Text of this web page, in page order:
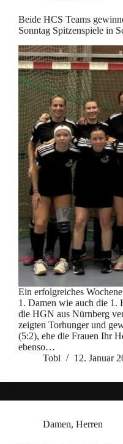
Beide HCS Teams
Sonntag Spitzenspiele in
Ein erfolgreiches
1. Damen wie auch die 1.
die HGN aus Nürnberg
zeigten Torhunger und
(5:2), ehe die Frauen Ihr
ebenso…
Tobi
12. Januar
Damen, Herren